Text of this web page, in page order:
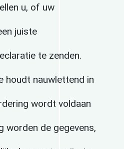
u, of uw
juiste
te zenden.
houdt nauwlettend in
wordt voldaan
worden de gegevens,